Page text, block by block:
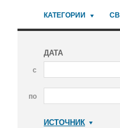
КАТЕГОРИИ
ДАТА
с
по
ИСТОЧНИК